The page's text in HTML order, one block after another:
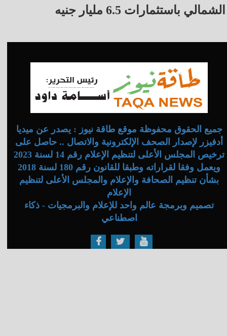
الشمالي باستثمارات 6.5 مليار جنيه
جميع الحقوق محفوظة موقع طاقة نيوز : يصدر عن ميديا
أدفيزر لإصدار الصحف الإلكترونية والاتصال .. حاصل على
ترخيص المجلس الأعلى لتنظيم الإعلام رقم 14 لسنة 2023
ويعمل وفقا لقراراته وطبقا للقانون رقم 180 لسنة 2018
بشأن تنظيم الصحافة والإعلام والمجلس الأعلى لتنظيم
الإعلام
تصميم وبرمجة عالم واحد للإعلام والبرمجيات - ذكاء
اصطناعي